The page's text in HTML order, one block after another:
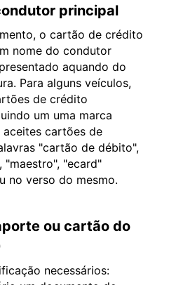
principal
o cartão de crédito
nome do condutor
aquando do
Para alguns veículos,
de crédito
um uma marca
aceites cartões de
"cartão de débito",
"maestro", "ecard"
no verso do mesmo.
ou cartão do
necessários: